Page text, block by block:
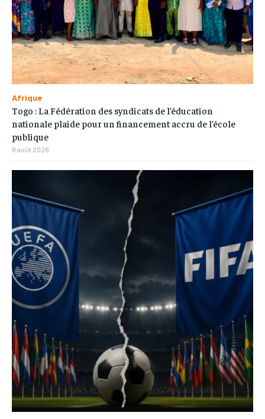
Afrique
Togo : La Fédération des syndicats de l’éducation
nationale plaide pour un financement accru de l’école
publique
8 août 2026